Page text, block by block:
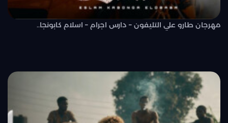
مهرجان طارو علي التليفون – دارس اجرام – اسلام كابونجا..